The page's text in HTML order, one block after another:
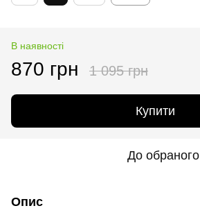
В наявності
870 грн 1 095 грн
Купити
До обраного
Опис